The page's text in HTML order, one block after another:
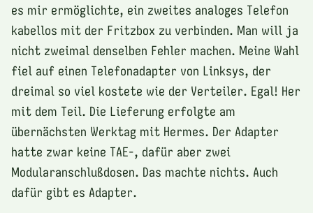
es mir ermöglichte, ein zweites analoges Telefon
kabellos mit der Fritzbox zu verbinden. Man will ja
nicht zweimal denselben Fehler machen. Meine Wahl
fiel auf einen Telefonadapter von Linksys, der
dreimal so viel kostete wie der Verteiler. Egal! Her
mit dem Teil. Die Lieferung erfolgte am
übernächsten Werktag mit Hermes. Der Adapter
hatte zwar keine TAE-, dafür aber zwei
Modularanschlußdosen. Das machte nichts. Auch
dafür gibt es Adapter.